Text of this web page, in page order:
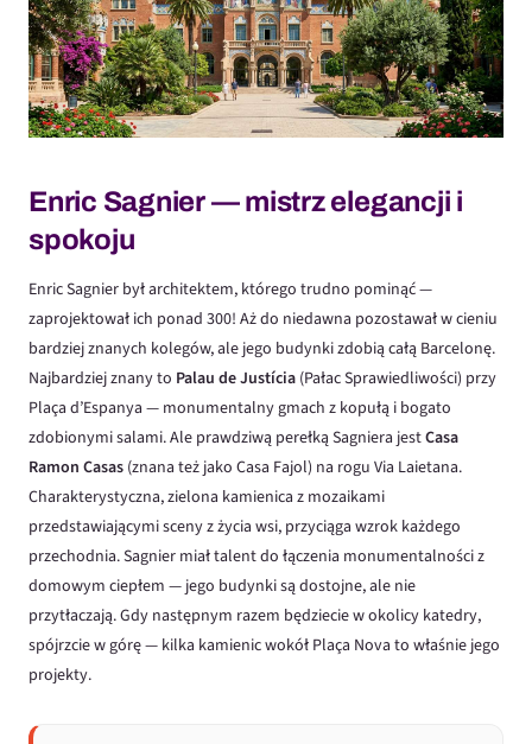
Enric Sagnier — mistrz elegancji i
spokoju
Enric Sagnier był architektem, którego trudno pominąć —
zaprojektował ich ponad 300! Aż do niedawna pozostawał w cieniu
bardziej znanych kolegów, ale jego budynki zdobią całą Barcelonę.
Najbardziej znany to Palau de Justícia (Pałac Sprawiedliwości) przy
Plaça d’Espanya — monumentalny gmach z kopułą i bogato
zdobionymi salami. Ale prawdziwą perełką Sagniera jestCasa
Ramon Casas (znana też jako Casa Fajol) na rogu Via Laietana.
Charakterystyczna, zielona kamienica z mozaikami
przedstawiającymi sceny z życia wsi, przyciąga wzrok każdego
przechodnia. Sagnier miał talent do łączenia monumentalności z
domowym ciepłem — jego budynki są dostojne, ale nie
przytłaczają. Gdy następnym razem będziecie w okolicy katedry,
spójrzcie w górę — kilka kamienic wokół Plaça Nova to właśnie jego
projekty.